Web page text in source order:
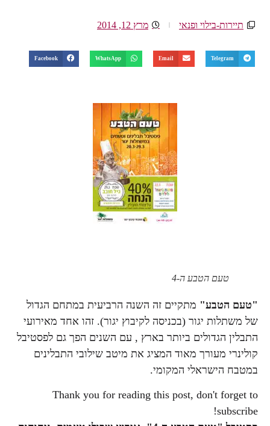
תיירות-בילוי ופנאי מרץ 12, 2014
Telegram
Email
WhatsApp
Facebook
טעם הטבע ה-4
"טעם הטבע" מתקיים זה השנה הרביעית במתחם הגדול
של משתלות יגור (בכניסה לקיבוץ יגור). זהו אחד מאירועי
התבלין הגדולים ביותר בארץ , עם השנים הפך גם לפסטיבל
קולינרי מעורך מאוד המציג את מיטב שילובי התבלינים
במטבח הישראלי המקומי.
Thank you for reading this post, don't forget to
subscribe!